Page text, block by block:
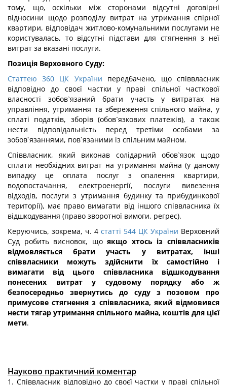
тому, що, оскільки між сторонами відсутні договірні
відносини щодо розподілу витрат на утримання спірної
квартири, відповідач житлово-комунальними послугами не
користувалась, то відсутні підстави для стягнення з неї
витрат за вказані послуги.
Позиція Верховного Суду:
Статтею 360 ЦК України передбачено, що співвласник
відповідно до своєї частки у праві спільної часткової
власності зобов`язаний брати участь у витратах на
управління, утримання та збереження спільного майна, у
сплаті податків, зборів (обов`язкових платежів), а також
нести відповідальність перед третіми особами за
зобов`язаннями, пов`язаними із спільним майном.
Співвласник, який виконав солідарний обов`язок щодо
сплати необхідних витрат на утримання майна (у даному
випадку це оплата послуг з опалення квартири,
водопостачання, електроенергії, послуги вивезення
відходів, послуги з утримання будинку та прибудинкової
території), має право вимагати від іншого співвласника їх
відшкодування (право зворотної вимоги, регрес).
Керуючись, зокрема, ч. 4 статті 544 ЦК України Верховний
Суд робить висновок, щоякщо хтось із співвласників
відмовляється брати участь у витратах, інші
співвласники можуть здійснити їх самостійно і
вимагати від цього співвласника відшкодування
понесених витрат у судовому порядку або ж
безпосередньо звернутись до суду з позовом про
примусове стягнення з співвласника, який відмовився
нести тягар утримання спільного майна, коштів для цієї
мети.
Науково практичний коментар
1. Співвласник відповідно до своєї частки у праві спільної